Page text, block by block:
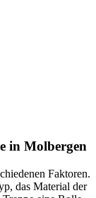
in Molbergen
Faktoren.
das Material der